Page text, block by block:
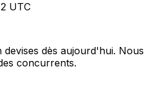
UTC
dès aujourd'hui. Nous
concurrents.